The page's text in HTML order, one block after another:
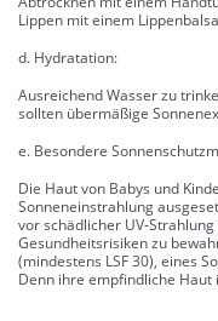
Lippen mit einem
d. Hydratation:
Ausreichend Wasser zu
sollten übermäßige
e. Besondere
Die Haut von Babys und
Sonneneinstrahlung
vor schädlicher UV-
Gesundheitsrisiken zu
(mindestens LSF 30), eines
Denn ihre empfindliche